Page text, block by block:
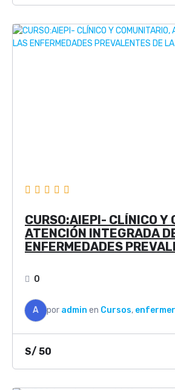
CURSO:AIEPI- CLÍNICO Y
ATENCIÓN INTEGRADA
ENFERMEDADES
0
A por admin en Cursos,
S/ 50